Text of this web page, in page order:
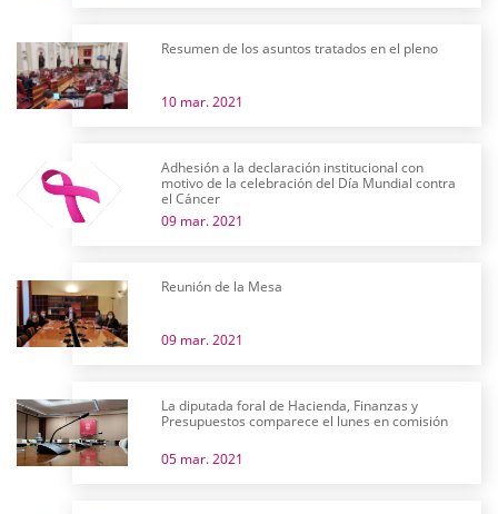
Resumen de los asuntos tratados en el pleno
10 mar. 2021
Adhesión a la declaración institucional con
motivo de la celebración del Día Mundial contra
el Cáncer
09 mar. 2021
Reunión de la Mesa
09 mar. 2021
La diputada foral de Hacienda, Finanzas y
Presupuestos comparece el lunes en comisión
05 mar. 2021